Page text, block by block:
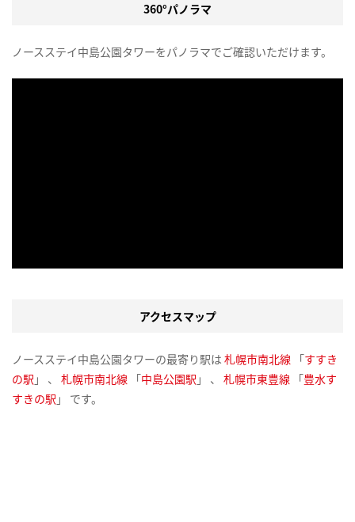
360°パノラマ
ノースステイ中島公園タワーをパノラマでご確認いただけます。
アクセスマップ
ノースステイ中島公園タワーの最寄り駅は 札幌市南北線 「すすき
の駅 」 、 札幌市南北線 「中島公園駅 」 、 札幌市東豊線 「豊水す
すきの駅 」 です。